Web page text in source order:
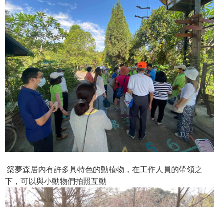
築夢森居內有許多具特色的動植物，在工作人員的帶領之
下，可以與小動物們拍照互動